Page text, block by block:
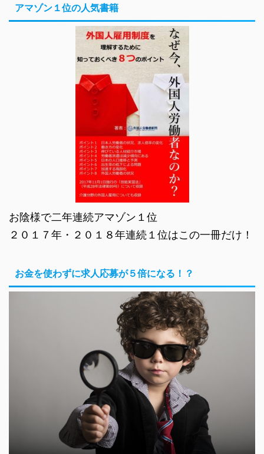
アマゾン１位の人気書籍
お陰様で二年連続アマゾン１位
２０１７年・２０１８年連続１位はこの一冊だけ！
お金を使わずに求人応募が５倍になる！？